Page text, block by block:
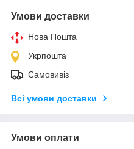
Умови доставки
Нова Пошта
Укрпошта
Самовивіз
Всі умови доставки
Умови оплати